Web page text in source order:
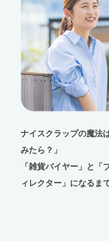
ナイスクラップの魔法
みたら？」
「雑貨バイヤー」と「
ィレクター」になるま